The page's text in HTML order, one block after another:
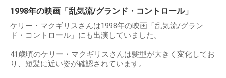
1998年の映画「乱気流/グランド・コントロール」
ケリー・マクギリスさんは1998年の映画「乱気流/グラン
ド・コントロール」にも出演していました。
41歳頃のケリー・マクギリスさんは髪型が大きく変化してお
り、短髪に近い姿が確認されています。